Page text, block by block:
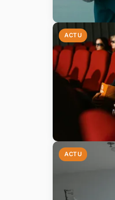
ACTU
ACTU